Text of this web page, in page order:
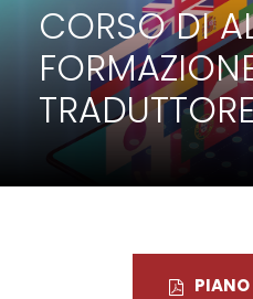
CORSO DI
PIANO